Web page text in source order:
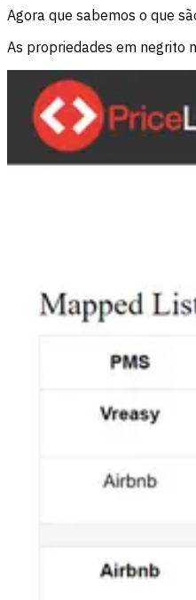
Agora que sabemos o que
As propriedades em negrito